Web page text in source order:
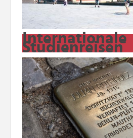
Internationale
Studienreisen